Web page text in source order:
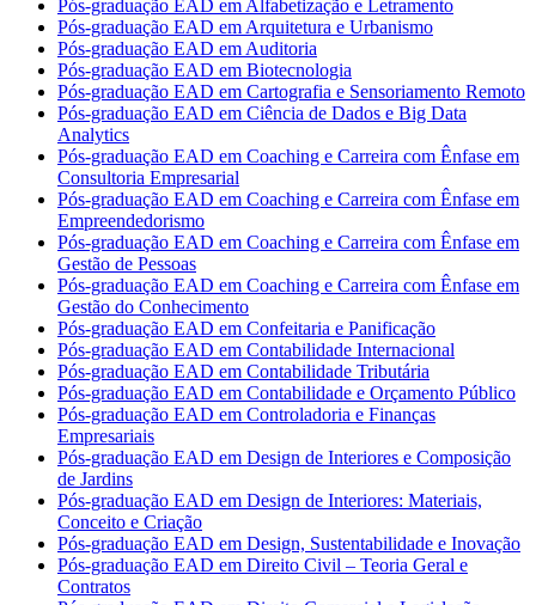
Pós-graduação EAD em Alfabetização e Letramento
Pós-graduação EAD em Arquitetura e Urbanismo
Pós-graduação EAD em Auditoria
Pós-graduação EAD em Biotecnologia
Pós-graduação EAD em Cartografia e Sensoriamento Remoto
Pós-graduação EAD em Ciência de Dados e Big Data
Analytics
Pós-graduação EAD em Coaching e Carreira com Ênfase em
Consultoria Empresarial
Pós-graduação EAD em Coaching e Carreira com Ênfase em
Empreendedorismo
Pós-graduação EAD em Coaching e Carreira com Ênfase em
Gestão de Pessoas
Pós-graduação EAD em Coaching e Carreira com Ênfase em
Gestão do Conhecimento
Pós-graduação EAD em Confeitaria e Panificação
Pós-graduação EAD em Contabilidade Internacional
Pós-graduação EAD em Contabilidade Tributária
Pós-graduação EAD em Contabilidade e Orçamento Público
Pós-graduação EAD em Controladoria e Finanças
Empresariais
Pós-graduação EAD em Design de Interiores e Composição
de Jardins
Pós-graduação EAD em Design de Interiores: Materiais,
Conceito e Criação
Pós-graduação EAD em Design, Sustentabilidade e Inovação
Pós-graduação EAD em Direito Civil – Teoria Geral e
Contratos